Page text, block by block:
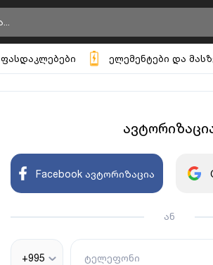
ფასდაკლებები ელემენტები და
Facebook ავტორიზაცია
ან
+995 ტელეფონი